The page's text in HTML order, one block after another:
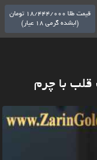
قیمت طلا 18/444/000 تومان
(ابشده گرمی 18 عیار)
قلب با چرم